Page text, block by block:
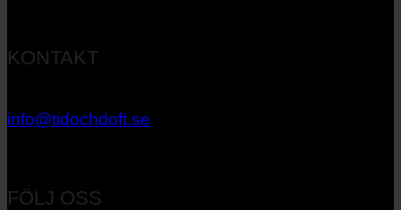
KONTAKT
info@tidochdoft.se
FÖLJ OSS